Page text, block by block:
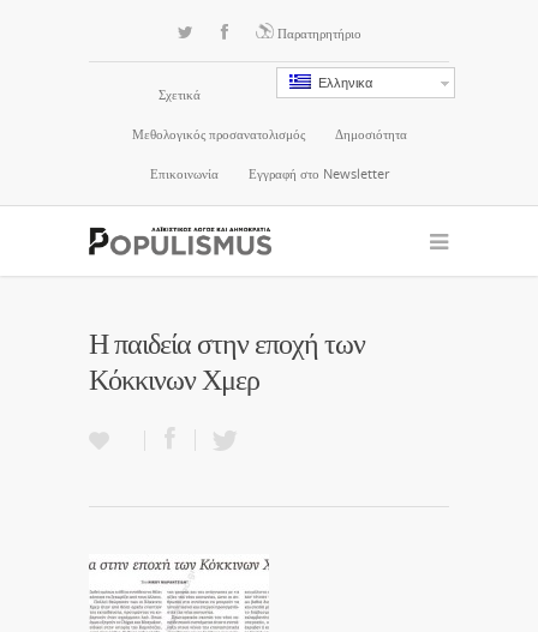
Παρατηρητήριο
Ελληνικα
Σχετικά
Μεθολογικός προσανατολισμός Δημοσιότητα
Επικοινωνία Εγγραφή στο Newsletter
Η παιδεία στην εποχή των
Κόκκινων Χμερ